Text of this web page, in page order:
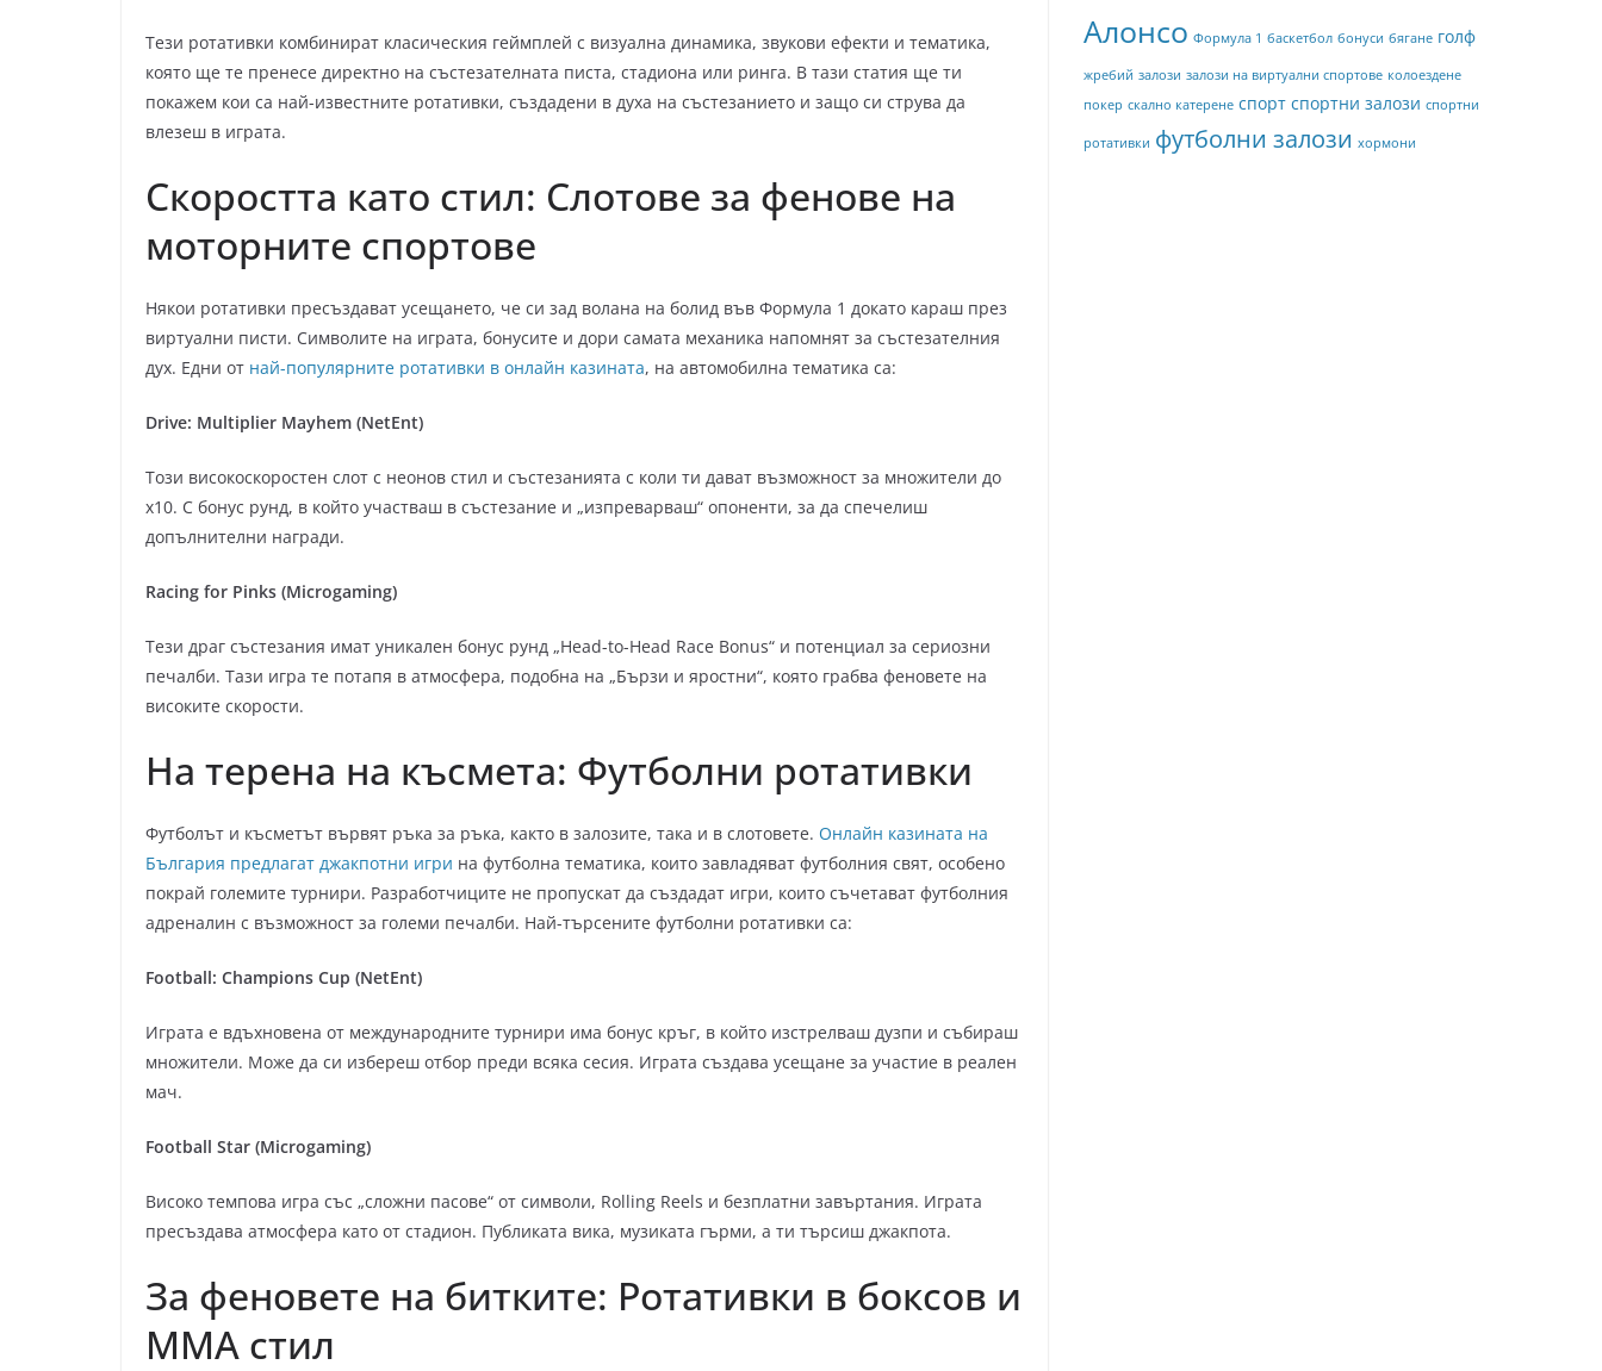
Тези ротативки комбинират класическия геймплей с визуална динамика, звукови ефекти и тематика,
която ще те пренесе директно на състезателната писта, стадиона или ринга. В тази статия ще ти
покажем кои са най-известните ротативки, създадени в духа на състезанието и защо си струва да
влезеш в играта.
Скоростта като стил: Слотове за фенове на
моторните спортове
Някои ротативки пресъздават усещането, че си зад волана на болид във Формула 1 докато караш през
виртуални писти. Символите на играта, бонусите и дори самата механика напомнят за състезателния
дух. Едни от най-популярните ротативки в онлайн казината, на автомобилна тематика са:
Drive: Multiplier Mayhem (NetEnt)
Този високоскоростен слот с неонов стил и състезанията с коли ти дават възможност за множители до
х10. С бонус рунд, в който участваш в състезание и „изпреварваш“ опоненти, за да спечелиш
допълнителни награди.
Racing for Pinks (Microgaming)
Тези драг състезания имат уникален бонус рунд „Head-to-Head Race Bonus“ и потенциал за сериозни
печалби. Тази игра те потапя в атмосфера, подобна на „Бързи и яростни“, която грабва феновете на
високите скорости.
На терена на късмета: Футболни ротативки
Футболът и късметът вървят ръка за ръка, както в залозите, така и в слотовете. Онлайн казината на
България предлагат джакпотни игри на футболна тематика, които завладяват футболния свят, особено
покрай големите турнири. Разработчиците не пропускат да създадат игри, които съчетават футболния
адреналин с възможност за големи печалби. Най-търсените футболни ротативки са:
Football: Champions Cup (NetEnt)
Играта е вдъхновена от международните турнири има бонус кръг, в който изстрелваш дузпи и събираш
множители. Може да си избереш отбор преди всяка сесия. Играта създава усещане за участие в реален
мач.
Football Star (Microgaming)
Високо темпова игра със „сложни пасове“ от символи, Rolling Reels и безплатни завъртания. Играта
пресъздава атмосфера като от стадион. Публиката вика, музиката гърми, а ти търсиш джакпота.
За феновете на битките: Ротативки в боксов и
MMA стил
Алонсо Формула 1 баскетбол бонуси бягане голф
жребий залози залози на виртуални спортове колоездене
покер скално катерене спорт спортни залози спортни
ротативки футболни залози хормони